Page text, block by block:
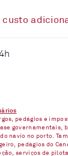
custo
pedágios e
governamentais,
navio no porto.
pedágios do
serviços de